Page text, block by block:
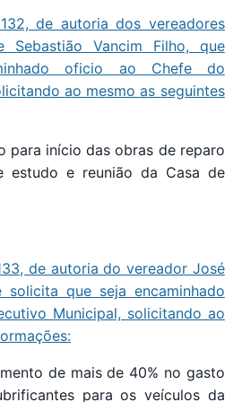
de autoria dos vereadores
Sebastião Vancim Filho, que
oficio ao Chefe do
ao mesmo as seguintes
para início das obras de reparo
estudo e reunião da Casa de
de autoria do vereador José
solicita que seja encaminhado
Municipal, solicitando ao
de mais de 40% no gasto
para os veículos da